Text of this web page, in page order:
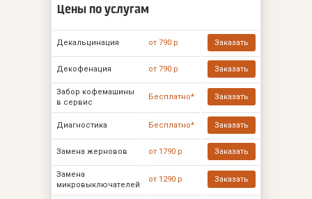
Цены по услугам
Декальцинация от 790 р Заказать
Декофенация от 790 р Заказать
Забор кофемашины
в сервис
Бесплатно* Заказать
Диагностика Бесплатно* Заказать
Замена жерновов от 1790 р Заказать
Замена
микровыключателей
от 1290 р Заказать